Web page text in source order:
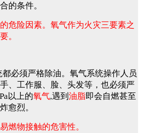
的条件。
危险因素。氧气作为火灾三要素之
。
必须严格除油。氧气系统操作人员
、工作服、脸、头发等，也必须严
以上的氧气,遇到 油脂即会自燃甚至
愈烈。
燃物接触的危害性。